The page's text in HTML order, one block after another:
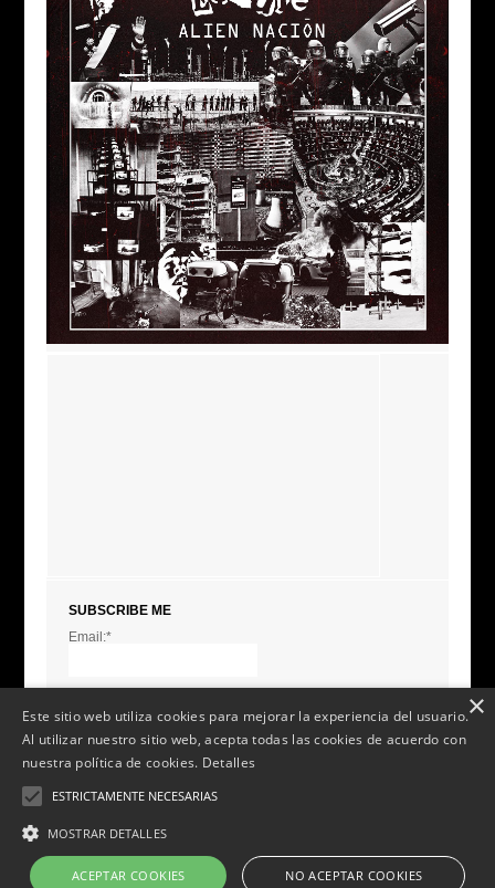
SUBSCRIBE ME
Email:*
Sarna social 2014 v. 2.0. Aviso Legal- Política de Privacidad Política de Cookies-
Política de envío y devoluciones
Condiciones de compra y uso
Este sitio web utiliza cookies para mejorar la experiencia del usuario.
Al utilizar nuestro sitio web, acepta todas las cookies de acuerdo con
nuestra política de cookies. Detalles
ESTRICTAMENTE NECESARIAS
MOSTRAR DETALLES
ACEPTAR COOKIES NO ACEPTAR COOKIES
×